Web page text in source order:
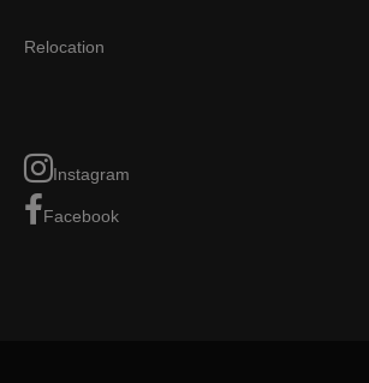
Relocation
Instagram
Facebook